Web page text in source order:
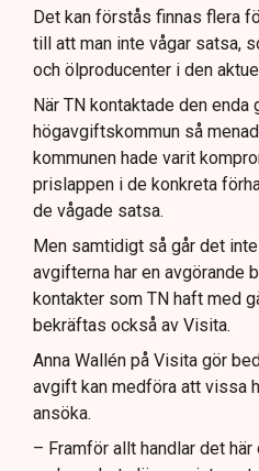
Det kan förstås finnas flera
till att man inte vågar satsa,
och ölproducenter i den
När TN kontaktade den enda
högavgiftskommun så
kommunen hade varit
prislappen i de konkreta
de vågade satsa.
Men samtidigt så går det
avgifterna har en avgörande
kontakter som TN haft med
bekräftas också av Visita.
Anna Wallén på Visita gör
avgift kan medföra att vissa
ansöka.
– Framför allt handlar det